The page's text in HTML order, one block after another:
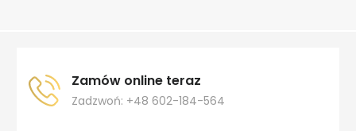
Zamów online teraz
Zadzwoń: +48 602-184-564